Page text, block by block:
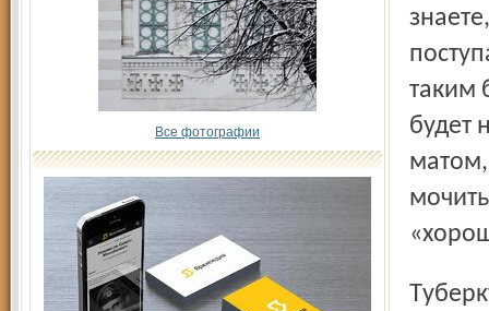
Все фотографии
таким
будет
матом,
Туберкулез относится к числу социально опасных